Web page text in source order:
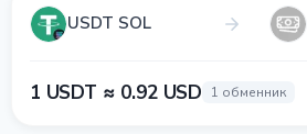
USDT SOL
1 USDT ≈ 0.92 USD 1 обменник